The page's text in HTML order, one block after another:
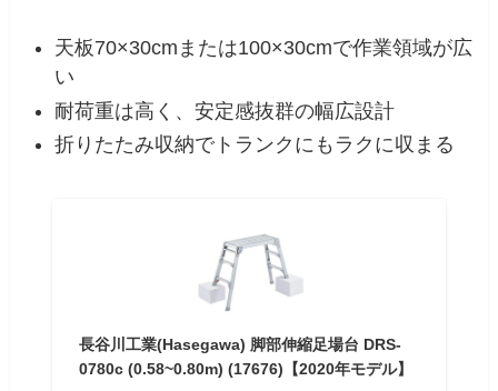
天板70×30cmまたは100×30cmで作業領域が広
い
耐荷重は高く、安定感抜群の幅広設計
折りたたみ収納でトランクにもラクに収まる
長谷川工業(Hasegawa) 脚部伸縮足場台 DRS-
0780c (0.58~0.80m) (17676)【2020年モデル】